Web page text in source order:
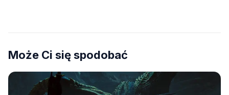
Może Ci się spodobać